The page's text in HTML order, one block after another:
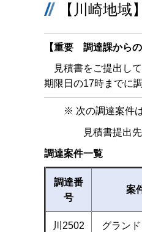
【川崎地域】
【重要 調達課から
見積書をご提出して
期限日の17時までに
※ 次の調達案件
見積書提出先
調達案件一覧
調達番
号
案
川2502
グラン